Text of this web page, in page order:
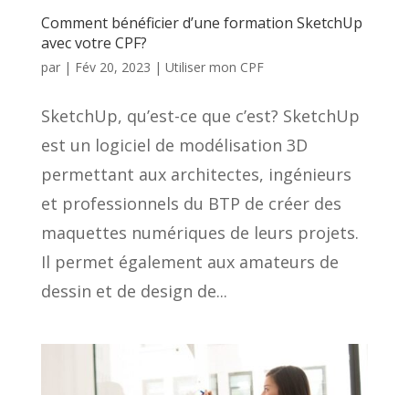
Comment bénéficier d’une formation SketchUp
avec votre CPF?
par | Fév 20, 2023 | Utiliser mon CPF
SketchUp, qu’est-ce que c’est? SketchUp
est un logiciel de modélisation 3D
permettant aux architectes, ingénieurs
et professionnels du BTP de créer des
maquettes numériques de leurs projets.
Il permet également aux amateurs de
dessin et de design de...